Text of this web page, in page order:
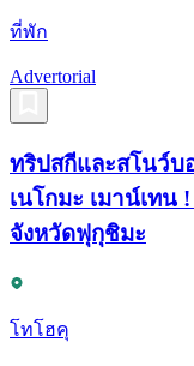
ที่พัก
Advertorial
ทริปสกีและสโนว์บ
เนโกมะ เมาน์เท
จังหวัดฟุกุชิมะ
โทโฮคุ